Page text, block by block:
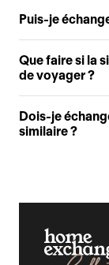
Puis-je
Que faire si la
de voyager ?
Dois-je
similaire ?